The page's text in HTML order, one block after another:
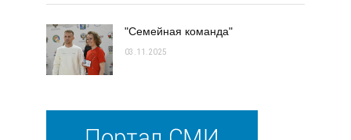
"Семейная команда"
03.11.2025